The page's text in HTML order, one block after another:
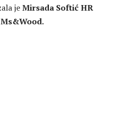
jeMirsada Softić HR